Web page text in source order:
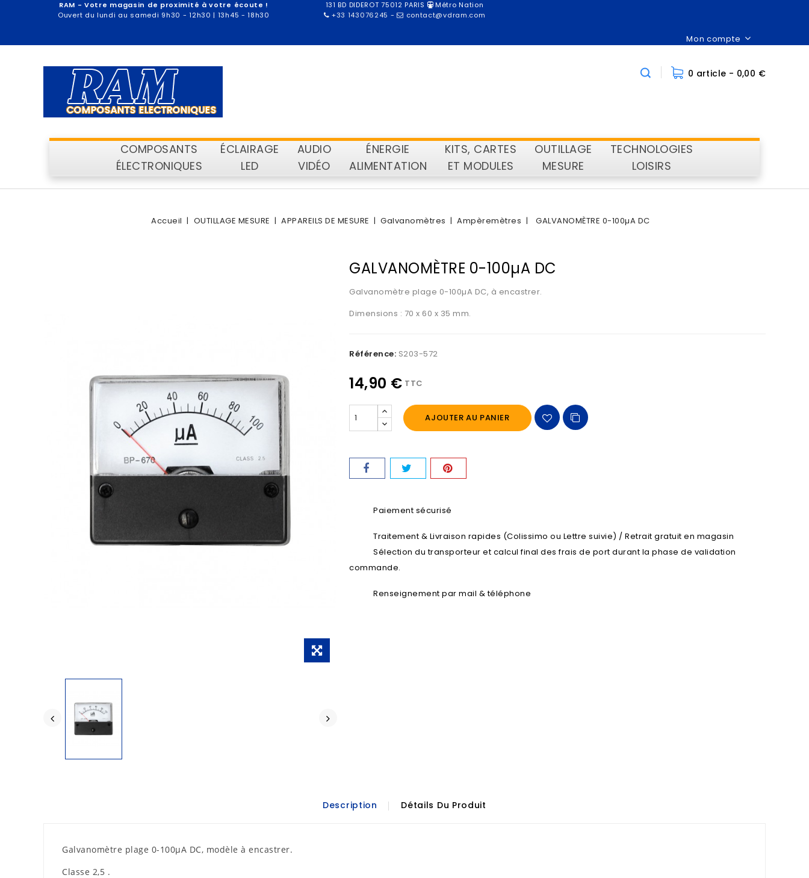
RAM - Votre magasin de proximité à votre écoute !
Ouvert du lundi au samedi 9h30 - 12h30 | 13h45 - 18h30
131 BD DIDEROT 75012 PARIS
Métro Nation
+33 143076245 - contact@vdram.com
Mon compte
0 article - 0,00 €
COMPOSANTS
ÉLECTRONIQUES
ÉCLAIRAGE
LED
AUDIO
VIDÉO
ÉNERGIE
ALIMENTATION
KITS, CARTES
ET MODULES
OUTILLAGE
MESURE
TECHNOLOGIES
LOISIRS
Accueil OUTILLAGE MESURE APPAREILS DE MESURE Galvanomètres Ampèremètres GALVANOMÈTRE 0-100µA DC
GALVANOMÈTRE 0-100µA DC
Galvanomètre plage 0-100µA DC, à encastrer.
Dimensions : 70 x 60 x 35 mm.
Référence: S203-572
14,90 € TTC
AJOUTER AU PANIER
Paiement sécurisé
Traitement & Livraison rapides (Colissimo ou Lettre suivie) / Retrait gratuit en magasin
Sélection du transporteur et calcul final des frais de port durant la phase de validation
commande.
Renseignement par mail & téléphone
Description Détails Du Produit
Galvanomètre plage 0-100µA DC, modèle à encastrer.
Classe 2,5 .